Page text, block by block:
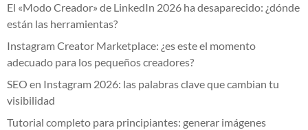
El «Modo Creador» de LinkedIn 2026 ha desaparecido: ¿dónde
están las herramientas?
Instagram Creator Marketplace: ¿es este el momento
adecuado para los pequeños creadores?
SEO en Instagram 2026: las palabras clave que cambian tu
visibilidad
Tutorial completo para principiantes: generar imágenes